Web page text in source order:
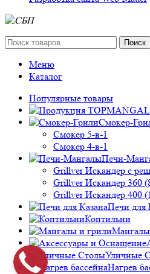
Поиск
Меню
Каталог
Популярные товары
Смокер-
Смокер 5-в-1
Смокер 4-в-1
Печи-
Grillver Искандер с
Grillver Искандер 360
Grillver Искандер 400
Печи для
Коптильни
Уличные
Нагрев